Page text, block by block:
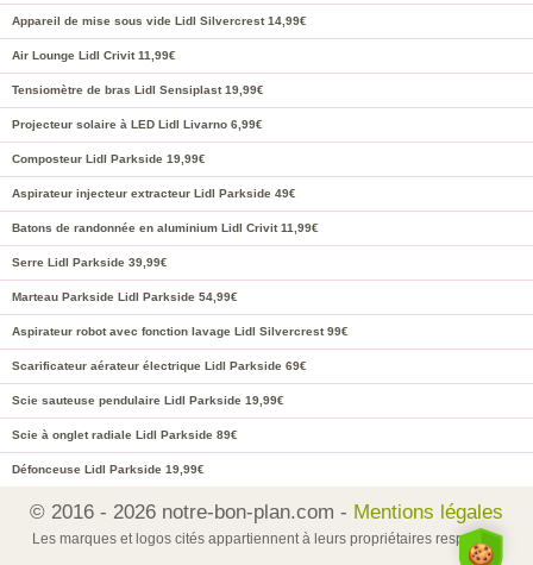
Appareil de mise sous vide Lidl Silvercrest 14,99€
Air Lounge Lidl Crivit 11,99€
Tensiomètre de bras Lidl Sensiplast 19,99€
Projecteur solaire à LED Lidl Livarno 6,99€
Composteur Lidl Parkside 19,99€
Aspirateur injecteur extracteur Lidl Parkside 49€
Batons de randonnée en aluminium Lidl Crivit 11,99€
Serre Lidl Parkside 39,99€
Marteau Parkside Lidl Parkside 54,99€
Aspirateur robot avec fonction lavage Lidl Silvercrest 99€
Scarificateur aérateur électrique Lidl Parkside 69€
Scie sauteuse pendulaire Lidl Parkside 19,99€
Scie à onglet radiale Lidl Parkside 89€
Défonceuse Lidl Parkside 19,99€
© 2016 - 2026 notre-bon-plan.com - Mentions légales
Les marques et logos cités appartiennent à leurs propriétaires respectifs.